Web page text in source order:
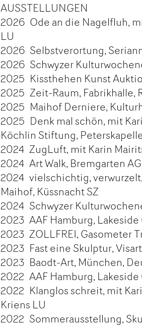
AUSSTELLUNGEN
2026 Ode an die Nagelfluh,
LU
2026 Selbstverortung,
2026 Schwyzer
2025 Kissthehen Kunst
2025 Zeit-Raum, Fabrikhalle,
2025 Maihof Derniere,
2025 Denk mal schön, mit
Köchlin Stiftung,
2024 ZugLuft, mit Karin
2024 Art Walk, Bremgarten AG
2024 vielschichtig,
Maihof, Küssnacht SZ
2024 Schwyzer
2023 AAF Hamburg,
2023 ZOLLFREI, Gasometer
2023 Fast eine Skulptur,
2023 Baodt-Art, München,
2022 AAF Hamburg,
2022 Klanglos schreit, mit
Kriens LU
2022 Sommerausstellung,